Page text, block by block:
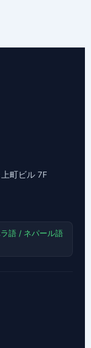
町ビル 7F
語 / ネパール語